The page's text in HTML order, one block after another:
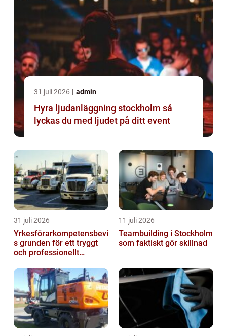
31 juli 2026 admin
Hyra ljudanläggning stockholm så
lyckas du med ljudet på ditt event
31 juli 2026
Yrkesförarkompetensbevi
s grunden för ett tryggt
och professionellt
11 juli 2026
Teambuilding i Stockholm
som faktiskt gör skillnad